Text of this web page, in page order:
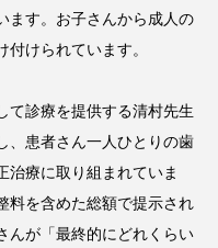
ます。お子さんから成人の
けられています。
て診療を提供する清村先生
、患者さん一人ひとりの歯
治療に取り組まれていま
料を含めた総額で提示され
んが「最終的にどれくらい